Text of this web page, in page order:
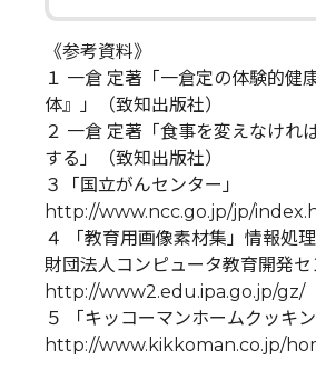
《参考資料》
１ 一倉 定著「一倉定の体験的健
体』」（致知出版社）
２ 一倉 定著「食事を変えなけれ
する」（致知出版社）
３「国立がんセンター」
http://www.ncc.go.jp/jp/
４ 「教育用画像素材集」情報処
財団法人コンピュータ教育開発セ
http://www2.edu.ipa.go.jp/gz/
５ 「キッコーマンホームクッキン
http://www.kikkoman.co.jp/